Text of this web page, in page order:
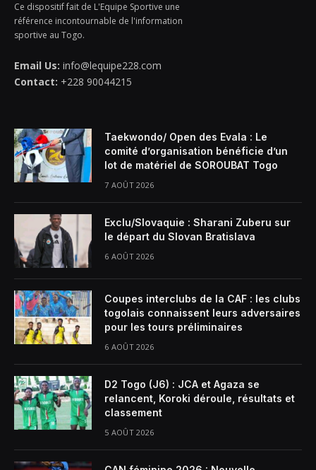
Ce dispositif fait de L'Equipe Sportive une
référence incontournable de l'information
sportive au Togo.
Email Us: info@lequipe228.com
Contact: +228 90044215
Taekwondo/ Open des Evala : Le
comité d’organisation bénéficie d’un
lot de matériel de SOROUBAT Togo
7 AOÛT 2026
Exclu/Slovaquie : Sharani Zuberu sur
le départ du Slovan Bratislava
6 AOÛT 2026
Coupes interclubs de la CAF : les clubs
togolais connaissent leurs adversaires
pour les tours préliminaires
6 AOÛT 2026
D2 Togo (J6) : JCA et Agaza se
relancent, Koroki déroule, résultats et
classement
5 AOÛT 2026